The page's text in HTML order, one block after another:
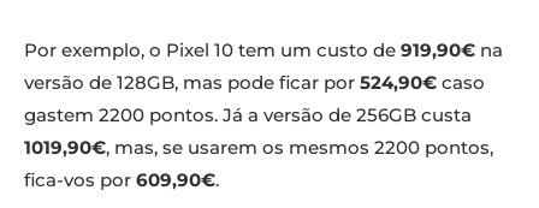
Por exemplo, o Pixel 10 tem um custo de 919,90€ na
versão de 128GB, mas pode ficar por 524,90€ caso
gastem 2200 pontos. Já a versão de 256GB custa
1019,90€, mas, se usarem os mesmos 2200 pontos,
fica-vos por 609,90€.